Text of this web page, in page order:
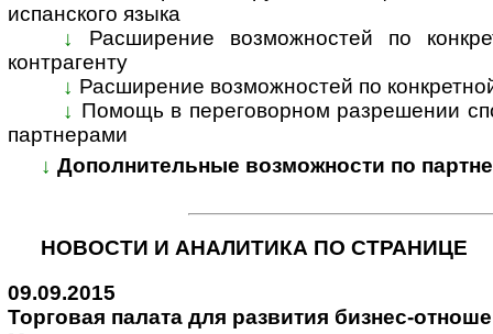
испанского языка
↓
Расширение возможностей по
контрагенту
↓ Расширение возможностей по
↓ Помощь в переговорном разрешении
партнерами
↓ Дополнительные возможности по
НОВОСТИ И АНАЛИТИКА ПО СТРАНИЦЕ
09.09.2015
Торговая палата для развития бизнес-